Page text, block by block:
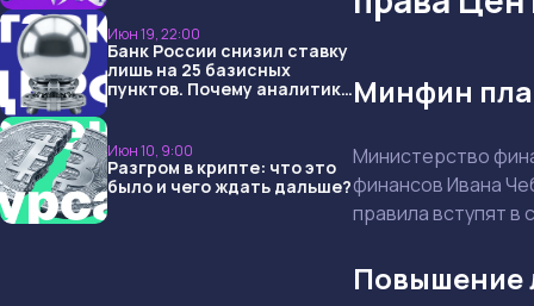
Июн 19, 22:00
Банк России снизил ставку
лишь на 25 базисных
пунктов. Почему аналитики
Июн 10, 9:00
Разгром в крипте: что это
было и чего ждать дальше?
Минфин
Министерство
финансов Ивана
правила вступят
Повышение